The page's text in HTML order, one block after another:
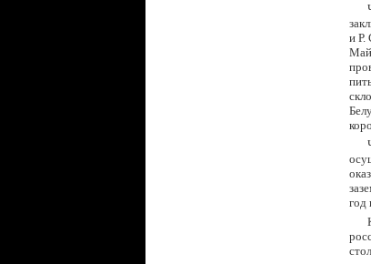
и Р.
год